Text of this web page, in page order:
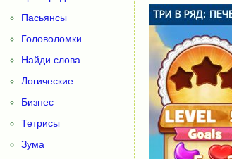
Пасьянсы
Головоломки
Найди слова
Логические
Бизнес
Тетрисы
Зума